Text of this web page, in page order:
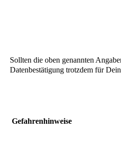
Sollten die oben genannten
Datenbestätigung trotzdem für
Gefahrenhinweise